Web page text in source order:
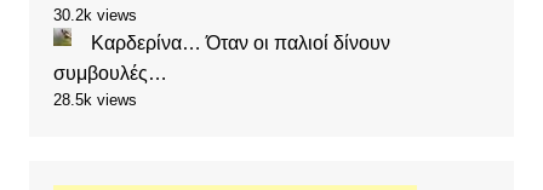
30.2k views
Καρδερίνα… Όταν οι παλιοί δίνουν
συμβουλές…
28.5k views